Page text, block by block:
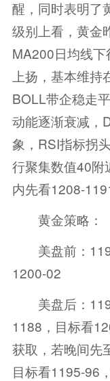
醒，同时表明了
级别上看，黄金
MA200日均线
上扬，基本维持
BOLL带企稳走
动能逐渐衰减，
象，RSI指标拐
行聚集数值40附
内先看1208-
黄金策略：
美盘前：
1200-02
美盘后：
1188，目标看
获取，若晚间先
目标看1195-96